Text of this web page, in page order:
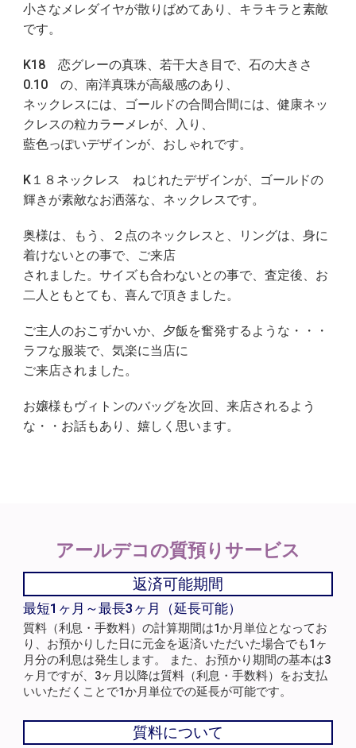
小さなメレダイヤが散りばめてあり、キラキラと素敵
です。
K18 恋グレーの真珠、若干大き目で、石の大きさ
0.10 の、南洋真珠が高級感のあり、
ネックレスには、ゴールドの合間合間には、健康ネッ
クレスの粒カラーメレが、入り、
藍色っぽいデザインが、おしゃれです。
K１８ネックレス ねじれたデザインが、ゴールドの
輝きが素敵なお洒落な、ネックレスです。
奥様は、もう、２点のネックレスと、リングは、身に
着けないとの事で、ご来店
されました。サイズも合わないとの事で、査定後、お
二人ともとても、喜んで頂きました。
ご主人のおこずかいか、夕飯を奮発するような・・・
ラフな服装で、気楽に当店に
ご来店されました。
お嬢様もヴィトンのバッグを次回、来店されるよう
な・・お話もあり、嬉しく思います。
アールデコの質預りサービス
返済可能期間
最短1ヶ月～最長3ヶ月（延長可能）
質料（利息・手数料）の計算期間は1か月単位となってお
り、お預かりした日に元金を返済いただいた場合でも1ヶ
月分の利息は発生します。 また、お預かり期間の基本は3
ヶ月ですが、3ヶ月以降は質料（利息・手数料）をお支払
いいただくことで1か月単位での延長が可能です。
質料について